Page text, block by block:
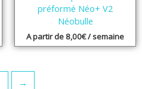
préformé Néo+ V2
Néobulle
A partir de 8,00€/ semaine
→